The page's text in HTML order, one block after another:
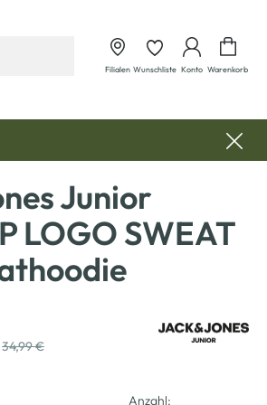
Filialen Wunschliste Konto Warenkorb
Junior
LOGO SWEAT
34,99 €
Anzahl: